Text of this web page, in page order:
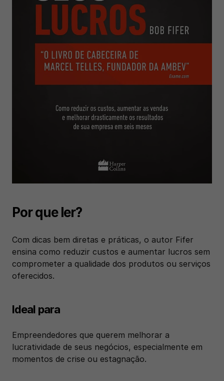
Por que ler?
Com dicas bem diretas e práticas, o autor Fifer
ensina como reduzir custos e aumentar lucros sem
comprometer a qualidade dos produtos ou serviços
oferecidos.
Ideal para
Empreendedores que querem melhorar a
lucratividade de seus negócios, especialmente em
momentos de crise ou estagnação.